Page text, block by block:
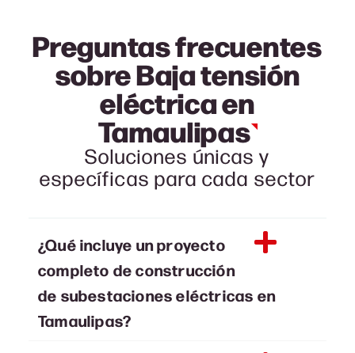
Preguntas frecuentes
sobre Baja tensión
eléctrica en
Tamaulipas
Soluciones únicas y
específicas para cada sector
¿Qué incluye un proyecto
completo de construcción
de subestaciones eléctricas en
Tamaulipas?